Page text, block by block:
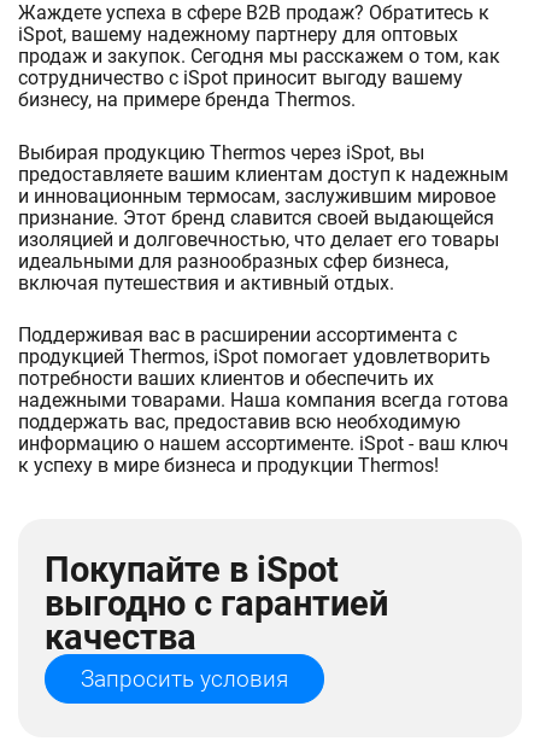
Жаждете успеха в сфере B2B продаж? Обратитесь к
iSpot, вашему надежному партнеру для оптовых
продаж и закупок. Сегодня мы расскажем о том, как
сотрудничество с iSpot приносит выгоду вашему
бизнесу, на примере бренда Thermos.
Выбирая продукцию Thermos через iSpot, вы
предоставляете вашим клиентам доступ к надежным
и инновационным термосам, заслужившим мировое
признание. Этот бренд славится своей выдающейся
изоляцией и долговечностью, что делает его товары
идеальными для разнообразных сфер бизнеса,
включая путешествия и активный отдых.
Поддерживая вас в расширении ассортимента с
продукцией Thermos, iSpot помогает удовлетворить
потребности ваших клиентов и обеспечить их
надежными товарами. Наша компания всегда готова
поддержать вас, предоставив всю необходимую
информацию о нашем ассортименте. iSpot - ваш ключ
к успеху в мире бизнеса и продукции Thermos!
Покупайте в iSpot
выгодно с гарантией
качества
Запросить условия